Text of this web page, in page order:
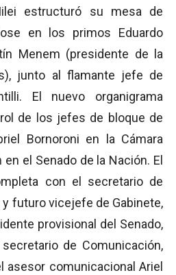
estructuró su mesa de
en los primos Eduardo
Menem (presidente de la
junto al flamante jefe de
El nuevo organigrama
de los jefes de bloque de
Bornoroni en la Cámara
el Senado de la Nación. El
con el secretario de
futuro vicejefe de Gabinete,
provisional del Senado,
de Comunicación,
asesor comunicacional Ariel